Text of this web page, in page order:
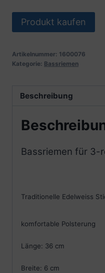
Produkt kaufen
Artikelnummer: 1600076
Kategorie: Bassriemen
Beschreibung
Bassriemen für 3-
Traditionelle Edelweiss
komfortable Polsterung
Länge: 36 cm
Breite: 6 cm